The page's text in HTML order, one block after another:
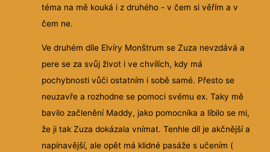
téma na mě kouká i z druhého - v čem si věřím a v
čem ne.
Ve druhém díle Elvíry Monštrum se Zuza nevzdává a
pere se za svůj život i ve chvílích, kdy má
pochybnosti vůči ostatním i sobě samé. Přesto se
neuzavře a rozhodne se pomoci svému ex. Taky mě
bavilo začlenění Maddy, jako pomocníka a líbilo se mi,
že ji tak Zuza dokázala vnímat. Tenhle díl je akčnější a
napínavější, ale opět má klidné pasáže s učením (